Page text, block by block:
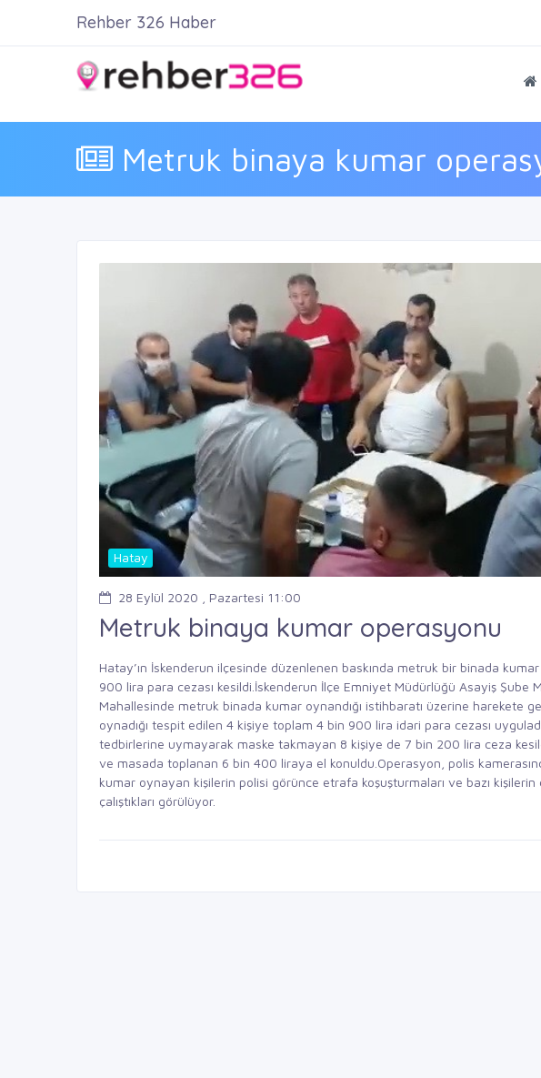
Metruk binaya kumar
Rehber 326 Haber
Hatay
28 Eylül 2020 , Pazartesi 11:00
Metruk binaya kumar operasyonu
Hatay’ın İskenderun ilçesinde düzenlenen baskında metruk bir binada
900 lira para cezası kesildi.İskenderun İlçe Emniyet Müdürlüğü Asayiş Şube
Mahallesinde metruk binada kumar oynandığı istihbaratı üzerine harekete
oynadığı tespit edilen 4 kişiye toplam 4 bin 900 lira idari para cezası
tedbirlerine uymayarak maske takmayan 8 kişiye de 7 bin 200 lira ceza
ve masada toplanan 6 bin 400 liraya el konuldu.Operasyon, polis
kumar oynayan kişilerin polisi görünce etrafa koşuşturmaları ve bazı
çalıştıkları görülüyor.